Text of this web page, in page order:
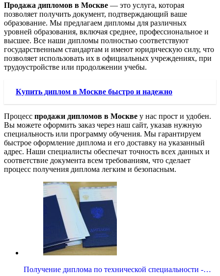
Продажа дипломов в Москве — это услуга, которая
позволяет получить документ, подтверждающий ваше
образование. Мы предлагаем дипломы для различных
уровней образования, включая среднее, профессиональное и
высшее. Все наши дипломы полностью соответствуют
государственным стандартам и имеют юридическую силу, что
позволяет использовать их в официальных учреждениях, при
трудоустройстве или продолжении учебы.
Купить диплом в Москве быстро и надежно
Процесс продажи дипломов в Москве у нас прост и удобен.
Вы можете оформить заказ через наш сайт, указав нужную
специальность или программу обучения. Мы гарантируем
быстрое оформление диплома и его доставку на указанный
адрес. Наши специалисты обеспечат точность всех данных и
соответствие документа всем требованиям, что сделает
процесс получения диплома легким и безопасным.
Получение диплома по технической специальности -…